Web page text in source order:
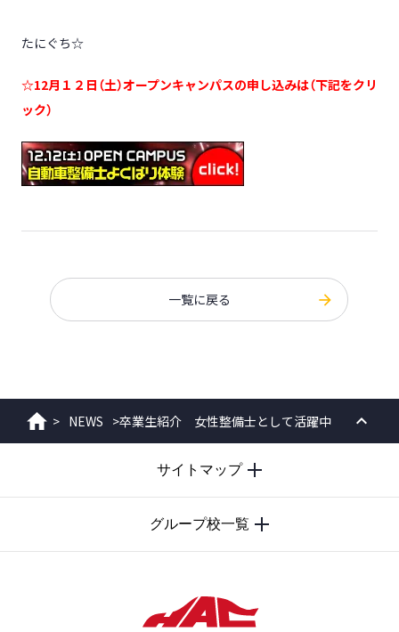
たにぐち☆
☆12月１２日（土）オープンキャンパスの申し込みは（下記をクリ
ック）
一覧に戻る
ホーム
> NEWS >卒業生紹介 女性整備士として活躍中
PAGE
サイトマップ
グループ校一覧